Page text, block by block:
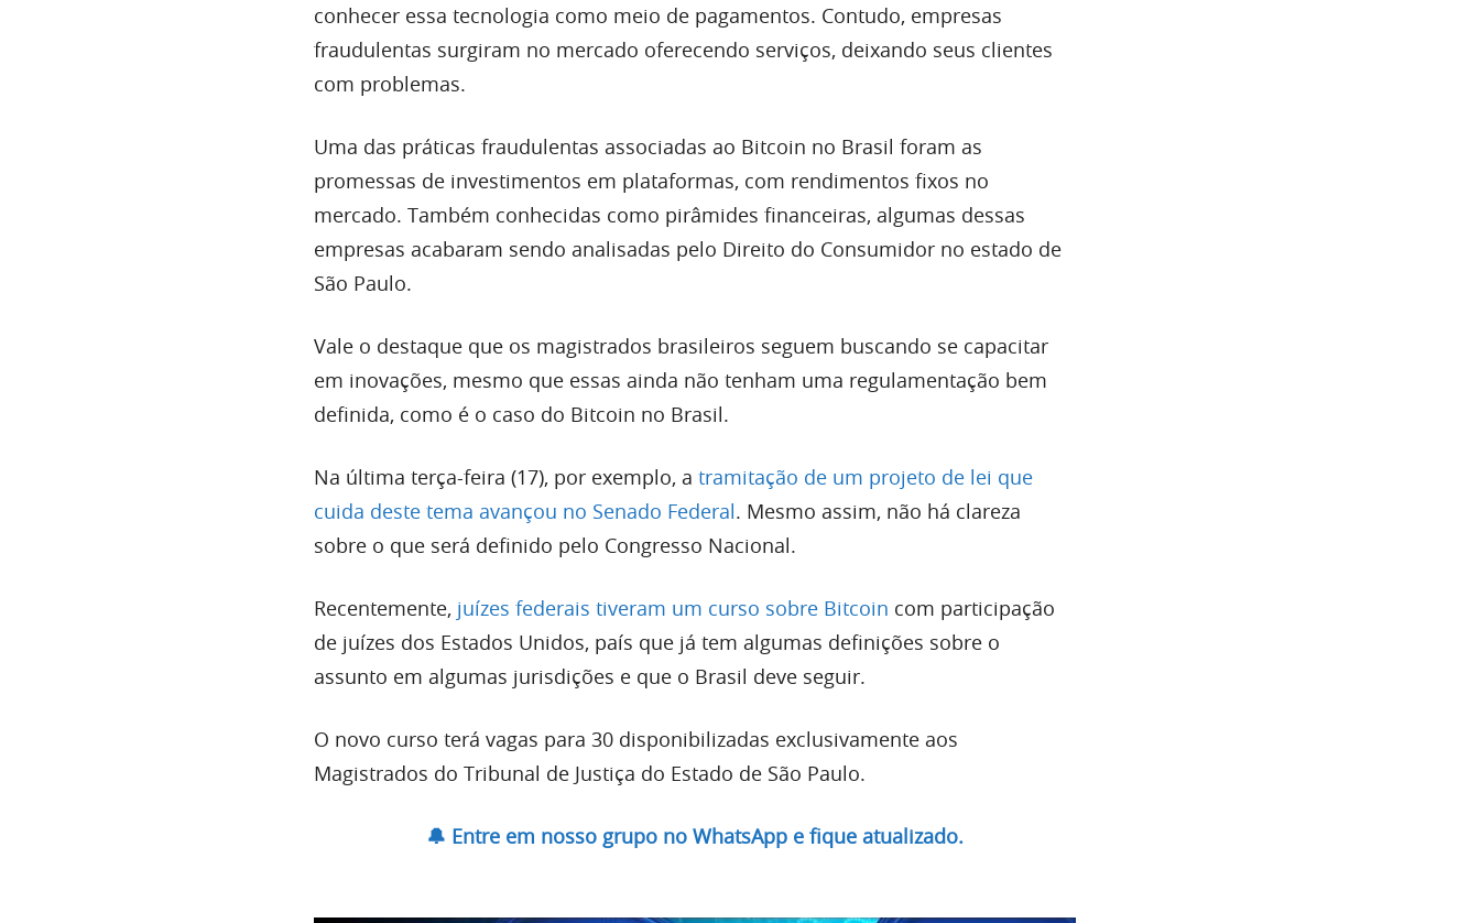
conhecer essa tecnologia como meio de pagamentos. Contudo, empresas
fraudulentas surgiram no mercado oferecendo serviços, deixando seus clientes
com problemas.
Uma das práticas fraudulentas associadas ao Bitcoin no Brasil foram as
promessas de investimentos em plataformas, com rendimentos fixos no
mercado. Também conhecidas como pirâmides financeiras, algumas dessas
empresas acabaram sendo analisadas pelo Direito do Consumidor no estado de
São Paulo.
Vale o destaque que os magistrados brasileiros seguem buscando se capacitar
em inovações, mesmo que essas ainda não tenham uma regulamentação bem
definida, como é o caso do Bitcoin no Brasil.
Na última terça-feira (17), por exemplo, a tramitação de um projeto de lei que
cuida deste tema avançou no Senado Federal. Mesmo assim, não há clareza
sobre o que será definido pelo Congresso Nacional.
Recentemente, juízes federais tiveram um curso sobre Bitcoin com participação
de juízes dos Estados Unidos, país que já tem algumas definições sobre o
assunto em algumas jurisdições e que o Brasil deve seguir.
O novo curso terá vagas para 30 disponibilizadas exclusivamente aos
Magistrados do Tribunal de Justiça do Estado de São Paulo.
🔔 Entre em nosso grupo no WhatsApp e fique atualizado.